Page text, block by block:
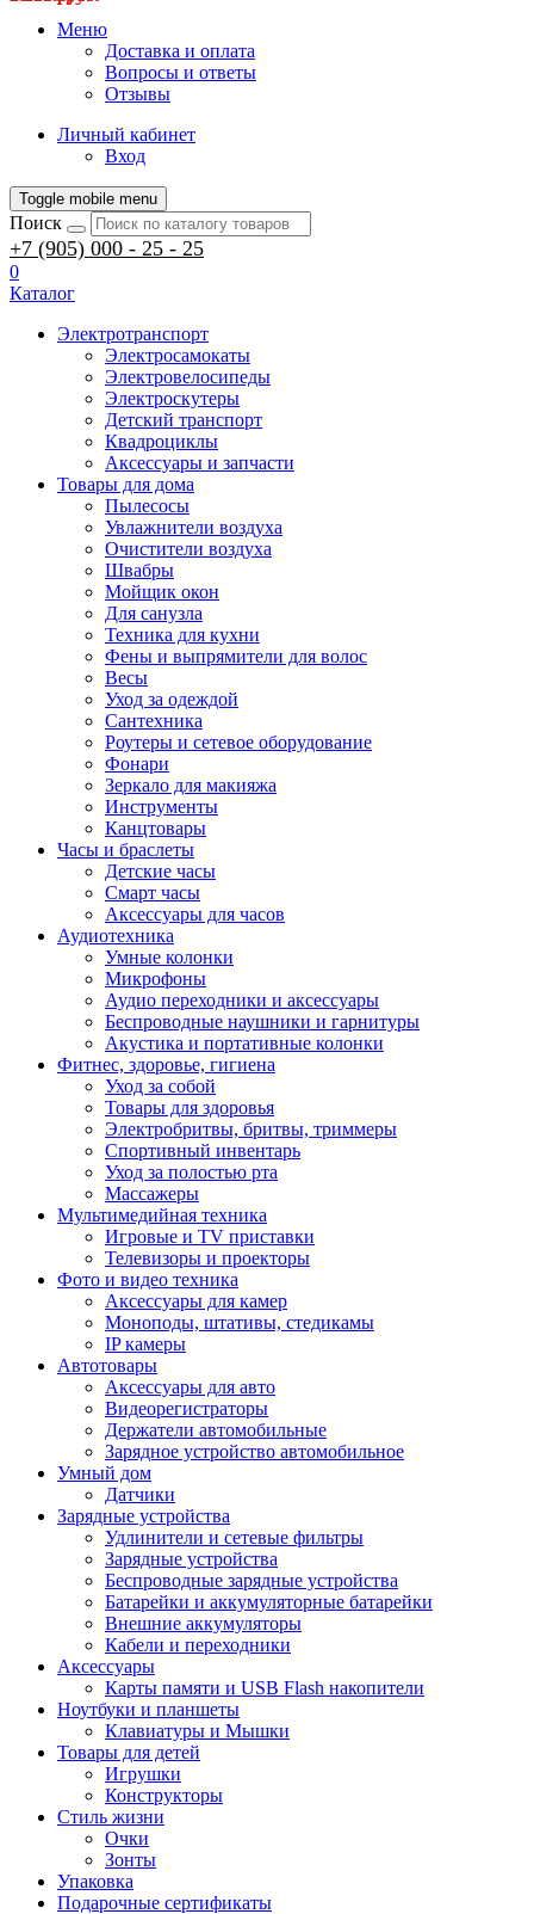
Меню
Доставка и оплата
Вопросы и ответы
Отзывы
Личный кабинет
Вход
Toggle mobile menu
Поиск
+7 (905) 000 - 25 - 25
0
Каталог
Электротранспорт
Электросамокаты
Электровелосипеды
Электроскутеры
Детский транспорт
Квадроциклы
Аксессуары и запчасти
Товары для дома
Пылесосы
Увлажнители воздуха
Очистители воздуха
Швабры
Мойщик окон
Для санузла
Техника для кухни
Фены и выпрямители для волос
Весы
Уход за одеждой
Сантехника
Роутеры и сетевое оборудование
Фонари
Зеркало для макияжа
Инструменты
Канцтовары
Часы и браслеты
Детские часы
Смарт часы
Аксессуары для часов
Аудиотехника
Умные колонки
Микрофоны
Аудио переходники и аксессуары
Беспроводные наушники и гарнитуры
Акустика и портативные колонки
Фитнес, здоровье, гигиена
Уход за собой
Товары для здоровья
Электробритвы, бритвы, триммеры
Спортивный инвентарь
Уход за полостью рта
Массажеры
Мультимедийная техника
Игровые и TV приставки
Телевизоры и проекторы
Фото и видео техника
Аксессуары для камер
Моноподы, штативы, стедикамы
IP камеры
Автотовары
Аксессуары для авто
Видеорегистраторы
Держатели автомобильные
Зарядное устройство автомобильное
Умный дом
Датчики
Зарядные устройства
Удлинители и сетевые фильтры
Зарядные устройства
Беспроводные зарядные устройства
Батарейки и аккумуляторные батарейки
Внешние аккумуляторы
Кабели и переходники
Аксессуары
Карты памяти и USB Flash накопители
Ноутбуки и планшеты
Клавиатуры и Мышки
Товары для детей
Игрушки
Конструкторы
Стиль жизни
Очки
Зонты
Упаковка
Подарочные сертификаты